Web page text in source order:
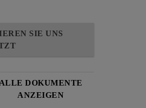
SIE UNS
ALLE DOKUMENTE
ANZEIGEN